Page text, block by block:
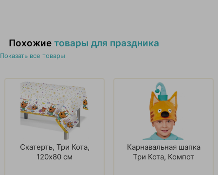
Похожие товары для праздника
Показать все товары
Скатерть, Три Кота,
120х80 см
Карнавальная шапка
Три Кота, Компот